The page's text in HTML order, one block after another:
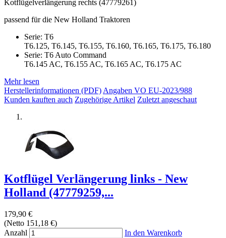
Kotflügelverlängerung rechts (47779261)
passend für die New Holland Traktoren
Serie: T6
T6.125, T6.145, T6.155, T6.160, T6.165, T6.175, T6.180
Serie: T6 Auto Command
T6.145 AC, T6.155 AC, T6.165 AC, T6.175 AC
Mehr lesen
Herstellerinformationen (PDF)Angaben VO EU-2023/988
Kunden kauften auch Zugehörige Artikel Zuletzt angeschaut
Kotflügel Verlängerung links - New
Holland (47779259,...
179,90 €
(Netto 151,18 €)
Anzahl
In den Warenkorb